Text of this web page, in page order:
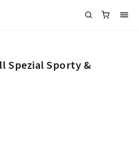
Spezial Sporty &